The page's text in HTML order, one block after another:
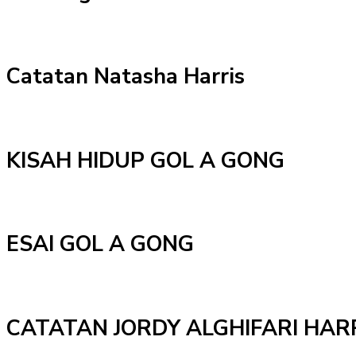
Catatan Natasha Harris
KISAH HIDUP GOL A GONG
ESAI GOL A GONG
CATATAN JORDY ALGHIFARI